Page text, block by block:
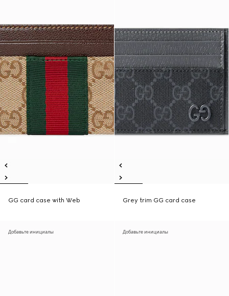
GG card case with Web Grey trim GG card case
Добавьте инициалы Добавьте инициалы